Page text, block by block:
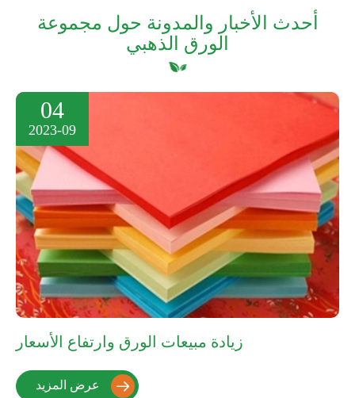
أحدث الأخبار والمدونة حول مجموعة
الورق الذهبي
04
2023-09
زيادة مبيعات الورق وارتفاع الأسعار
